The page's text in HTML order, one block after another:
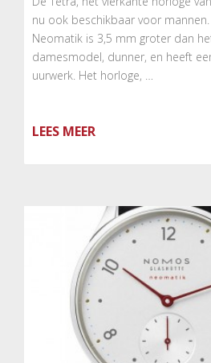
nu ook beschikbaar voor
Neomatik is 3,5 mm groter dan
damesmodel, dunner, en heeft
uurwerk. Het horloge, …
LEES MEER